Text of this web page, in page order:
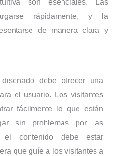
son esenciales. Las
rápidamente, y la
de manera clara y
debe ofrecer una
el usuario. Los visitantes
fácilmente lo que están
sin problemas por las
el contenido debe estar
que guíe a los visitantes a